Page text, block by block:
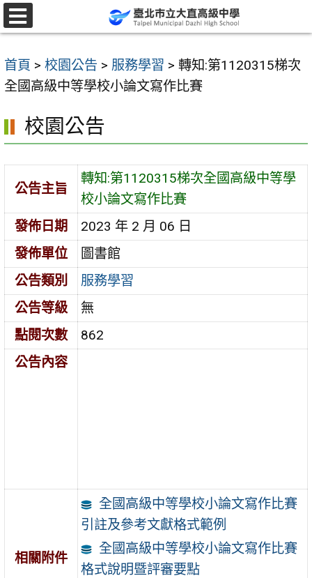
跳
至
要
內
區
首頁 > 校園公告 > 服務學習 > 轉知:第1120315梯次
全國高級中等學校小論文寫作比賽
校園公告
公告主旨
轉知:第1120315梯次全國高級中等學
校小論文寫作比賽
發佈日期
2023 年 2 月 06 日
發佈單位
圖書館
公告類別
服務學習
公告等級
無
點閱次數
862
公告內容
相關附件
全國高級中等學校小論文寫作比賽
引註及參考文獻格式範例
全國高級中等學校小論文寫作比賽
格式說明暨評審要點
選
單